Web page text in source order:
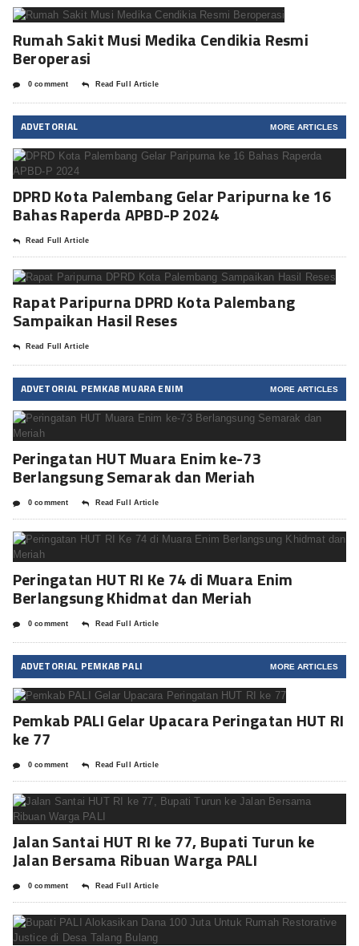
Rumah Sakit Musi Medika Cendikia Resmi
Beroperasi
0 comment Read Full Article
ADVETORIAL MORE ARTICLES
DPRD Kota Palembang Gelar Paripurna ke 16
Bahas Raperda APBD-P 2024
Read Full Article
Rapat Paripurna DPRD Kota Palembang
Sampaikan Hasil Reses
Read Full Article
ADVETORIAL PEMKAB MUARA ENIM MORE ARTICLES
Peringatan HUT Muara Enim ke-73
Berlangsung Semarak dan Meriah
0 comment Read Full Article
Peringatan HUT RI Ke 74 di Muara Enim
Berlangsung Khidmat dan Meriah
0 comment Read Full Article
ADVETORIAL PEMKAB PALI MORE ARTICLES
Pemkab PALI Gelar Upacara Peringatan HUT RI
ke 77
0 comment Read Full Article
Jalan Santai HUT RI ke 77, Bupati Turun ke
Jalan Bersama Ribuan Warga PALI
0 comment Read Full Article